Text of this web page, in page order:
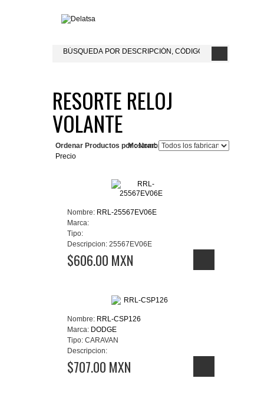
RESORTE RELOJ
VOLANTE
Mostrar:
Ordenar Productos por : Nombre del Producto+
Precio
Nombre: RRL-25567EV06E
Marca:
Tipo:
Descripcion: 25567EV06E
$606.00 MXN
Nombre: RRL-CSP126
Marca: DODGE
Tipo: CARAVAN
Descripcion:
$707.00 MXN